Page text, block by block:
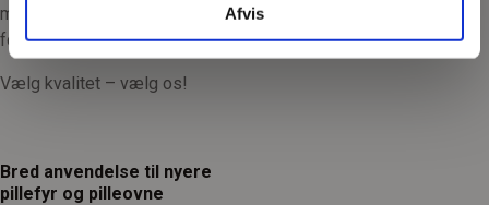
Afvis
mens for lidt kan give ustabil
forbrænding.
Vælg kvalitet – vælg os!
Bred anvendelse til nyere
pillefyr og pilleovne